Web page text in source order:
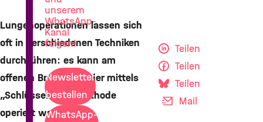
Lungenoperationen lassen sich
oft in verschiedenen Techniken
durchführen: es kann am
offenen Brustkorb oder mittels
„Schlüsselloch“-Methode
operiert werden.
Teilen
Teilen
Teilen
Mail
unserem
WhatsApp-
Kanal
folgen!
Newsletter
bestellen
WhatsApp-